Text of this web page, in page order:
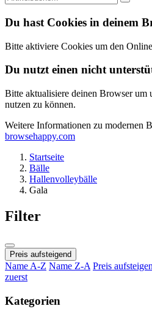
Du hast Cookies in deinem
Bitte aktiviere Cookies um den
Du nutzt einen nicht
Bitte aktualisiere deinen Browser um
nutzen zu können.
Weitere Informationen zu modernen
browsehappy.com
Startseite
Bälle
Hallenvolleybälle
Gala
Filter
Preis aufsteigend
Name A-Z Name Z-A Preis
zuerst
Kategorien